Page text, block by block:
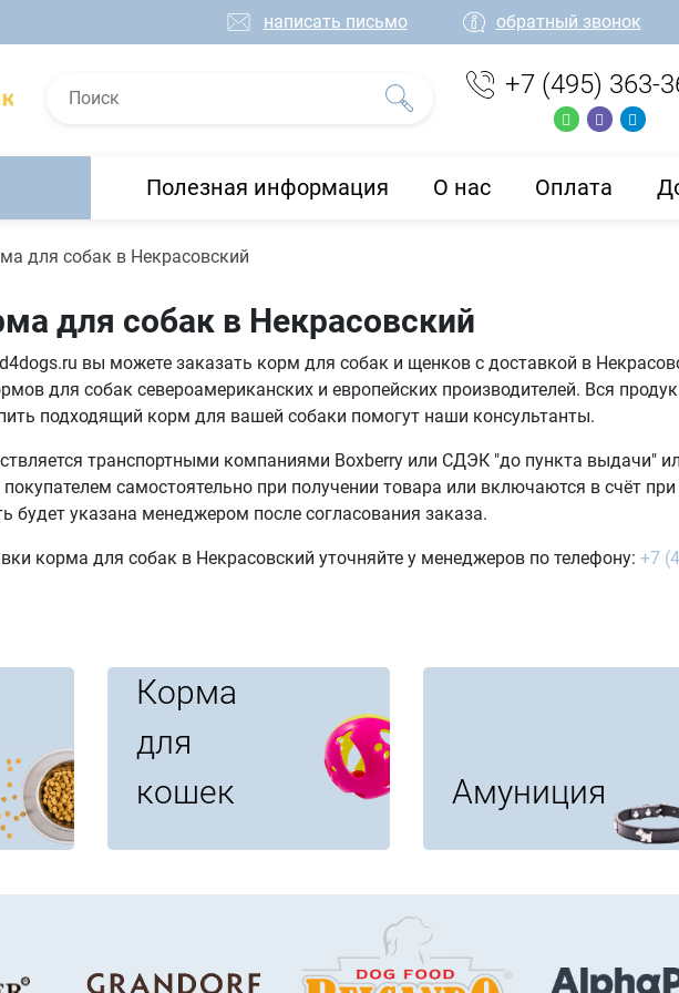
написать письмо обратный звонок
+7 (495) 363-
Полезная информация О нас Оплата
для собак в Некрасовский
для собак в Некрасовский
вы можете заказать корм для собак и щенков с доставкой в
для собак североамериканских и европейских производителей. Вся
подходящий корм для вашей собаки помогут наши консультанты.
транспортными компаниями Boxberry или СДЭК "до пункта выдачи"
самостоятельно при получении товара или включаются в счёт при
будет указана менеджером после согласования заказа.
корма для собак в Некрасовский уточняйте у менеджеров по телефону: +7
Корма
для
кошек
Амуниция